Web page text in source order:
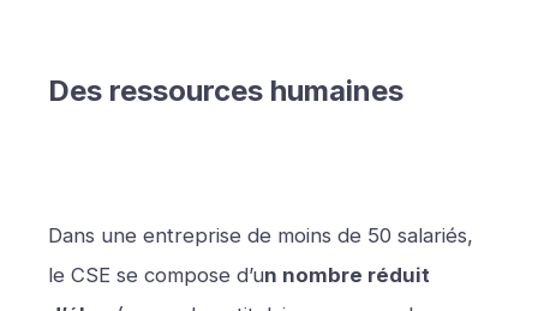
Des ressources humaines
Dans une entreprise de moins de 50 salariés,
le CSE se compose d’un nombre réduit